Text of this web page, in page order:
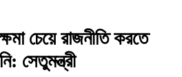
চেয়ে রাজনীতি করতে
সেতুমন্ত্রী